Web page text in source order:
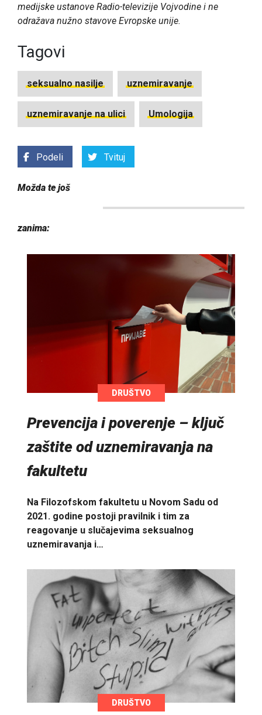
medijske ustanove Radio-televizije Vojvodine i ne
odražava nužno stavove Evropske unije.
Tagovi
seksualno nasilje uznemiravanje
uznemiravanje na ulici Umologija
Podeli Tvituj
Možda te još
zanima:
DRUŠTVO
Prevencija i poverenje – ključ
zaštite od uznemiravanja na
fakultetu
Na Filozofskom fakultetu u Novom Sadu od
2021. godine postoji pravilnik i tim za
reagovanje u slučajevima seksualnog
uznemiravanja i…
DRUŠTVO